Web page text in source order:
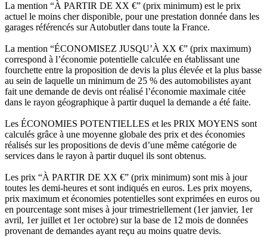
La mention “À PARTIR DE XX €” (prix minimum) est le prix
actuel le moins cher disponible, pour une prestation donnée dans les
garages référencés sur Autobutler dans toute la France.
La mention “ÉCONOMISEZ JUSQU’À XX €” (prix maximum)
correspond à l’économie potentielle calculée en établissant une
fourchette entre la proposition de devis la plus élevée et la plus basse
au sein de laquelle un minimum de 25 % des automobilistes ayant
fait une demande de devis ont réalisé l’économie maximale citée
dans le rayon géographique à partir duquel la demande a été faite.
Les ÉCONOMIES POTENTIELLES et les PRIX MOYENS sont
calculés grâce à une moyenne globale des prix et des économies
réalisés sur les propositions de devis d’une même catégorie de
services dans le rayon à partir duquel ils sont obtenus.
Les prix “À PARTIR DE XX €” (prix minimum) sont mis à jour
toutes les demi-heures et sont indiqués en euros. Les prix moyens,
prix maximum et économies potentielles sont exprimées en euros ou
en pourcentage sont mises à jour trimestriellement (1er janvier, 1er
avril, 1er juillet et 1er octobre) sur la base de 12 mois de données
provenant de demandes ayant reçu au moins quatre devis.